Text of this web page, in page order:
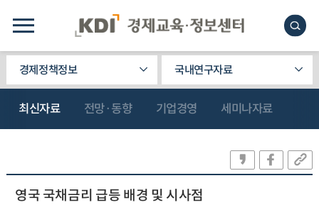
경제정책정보 국내연구자료
최신자료 전망·동향 기업경영 세미나자료
영국 국채금리 급등 배경 및 시사점